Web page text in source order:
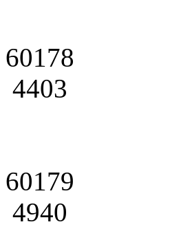
60178
4403
60179
4940